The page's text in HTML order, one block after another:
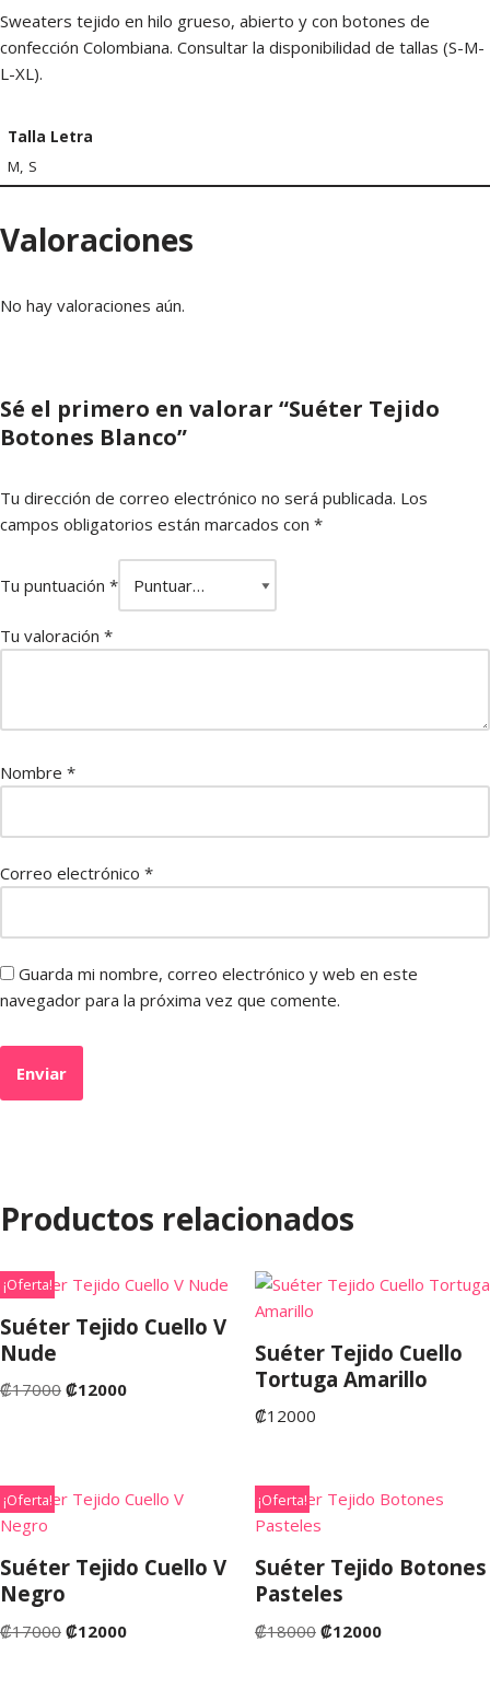
Sweaters tejido en hilo grueso, abierto y con botones de
confección Colombiana. Consultar la disponibilidad de tallas (S-M-
L-XL).
Talla Letra
M, S
Valoraciones
No hay valoraciones aún.
Sé el primero en valorar “Suéter Tejido
Botones Blanco”
Tu dirección de correo electrónico no será publicada. Los
campos obligatorios están marcados con *
Tu puntuación *
Tu valoración *
Nombre *
Correo electrónico *
Guarda mi nombre, correo electrónico y web en este
navegador para la próxima vez que comente.
Productos relacionados
¡Oferta!
Suéter Tejido Cuello V
Nude
₡17000 ₡12000
Suéter Tejido Cuello
Tortuga Amarillo
₡12000
¡Oferta!
Suéter Tejido Cuello V
Negro
₡17000 ₡12000
¡Oferta!
Suéter Tejido Botones
Pasteles
₡18000 ₡12000